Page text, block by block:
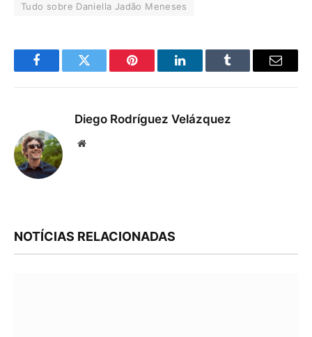
Tudo sobre Daniella Jadão Meneses
FacebookTwitter Pinterest LinkedInTumblr Email
Diego Rodríguez Velázquez
Website
NOTÍCIAS RELACIONADAS